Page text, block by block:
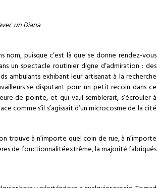
un Diana
nom, puisque c’est là que se donne rendez-vous
un spectacle routinier digne d’admiration : des
ambulants exhibant leur artisanat à la recherche
se disputant pour un petit recoin dans ce
de pointe, et qui va,il semblerait, s’écrouler à
comme s’il s’agissait d’un microcosme de la cité
trouve à n’importe quel coin de rue, à n’importe
de fonctionnalitéextrême, la majorité fabriqués